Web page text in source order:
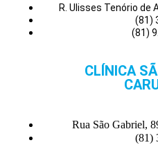
R. Ulisses Tenório de
(81)
(81)
CLÍNICA
Rua São Gabriel,
(81)